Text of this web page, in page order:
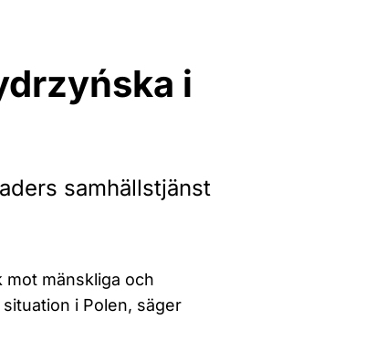
i
samhällstjänst
mot mänskliga och
i Polen, säger